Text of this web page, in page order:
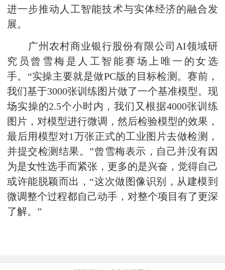
进一步推动人工智能技术与实体经济的融合发
展。
广州农村商业银行股份有限公司AI领域研
究员曾雪梅是人工智能赛场上唯一的女选
手。“实操主要就是做PC版的目标检测。赛前，
我们基于3000张训练图片做了一个基准模型。现
场实操的2.5个小时内，我们又根据4000张训练
图片，对模型进行微调，然后检验模型的效果，
最后用模型对1万张正式的工业图片去做检测，
并提交检测结果。”曾雪梅表示，自己并没有因
为是女性选手而紧张，更多的是兴奋，觉得自己
或许能脱颖而出，“这次做图像识别，从建模到
微调整个过程都自己动手，对整个项目有了更深
了解。”